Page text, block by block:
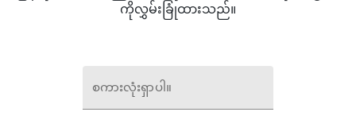
ကိုလွှမ်းခြုံထားသည်။
စကားလုံးရှာပါ။